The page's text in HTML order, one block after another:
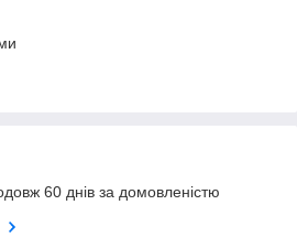
60 днів за домовленістю